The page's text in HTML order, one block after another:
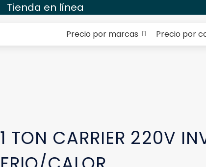
Tienda en línea
Precio por marcas Precio por
1 TON CARRIER 220V